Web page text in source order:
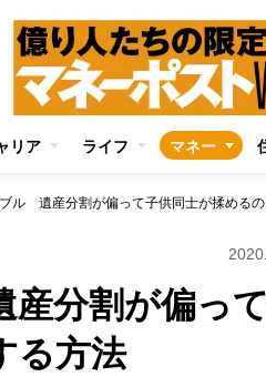
リア ライフ マネー
ル 遺産分割が偏って子供同士が揉める
分割が偏っ
る方法